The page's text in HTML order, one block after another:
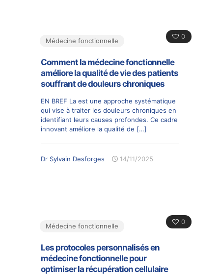
0
Médecine fonctionnelle
Comment la médecine fonctionnelle
améliore la qualité de vie des patients
souffrant de douleurs chroniques
EN BREF La est une approche systématique
qui vise à traiter les douleurs chroniques en
identifiant leurs causes profondes. Ce cadre
innovant améliore la qualité de […]
Dr Sylvain Desforges 14/11/2025
0
Médecine fonctionnelle
Les protocoles personnalisés en
médecine fonctionnelle pour
optimiser la récupération cellulaire